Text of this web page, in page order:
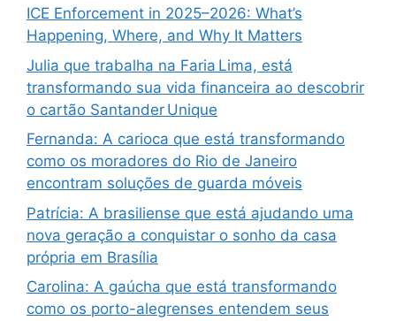
ICE Enforcement in 2025–2026: What’s
Happening, Where, and Why It Matters
Julia que trabalha na Faria Lima, está
transformando sua vida financeira ao descobrir
o cartão Santander Unique
Fernanda: A carioca que está transformando
como os moradores do Rio de Janeiro
encontram soluções de guarda móveis
Patrícia: A brasiliense que está ajudando uma
nova geração a conquistar o sonho da casa
própria em Brasília
Carolina: A gaúcha que está transformando
como os porto-alegrenses entendem seus